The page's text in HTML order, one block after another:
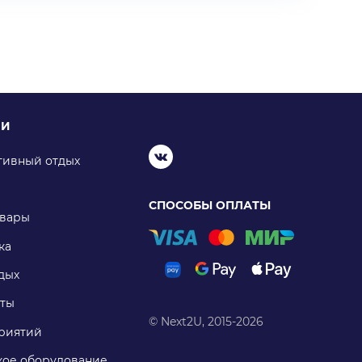
отдых
СПОСОБЫ ОПЛАТЫ
© Next2U, 2015-2026